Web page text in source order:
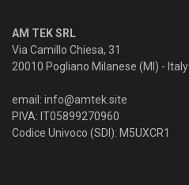
AM TEK SRL
Via Camillo Chiesa, 31
20010 Pogliano Milanese (MI) - Italy
email: info@amtek.site
PIVA: IT05899270960
Codice Univoco (SDI): M5UXCR1